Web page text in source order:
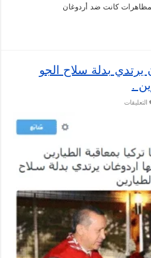
بدلة سلاح الجو
.
التعليقات
الجو
التركي
ويكرم
.
مغلقة